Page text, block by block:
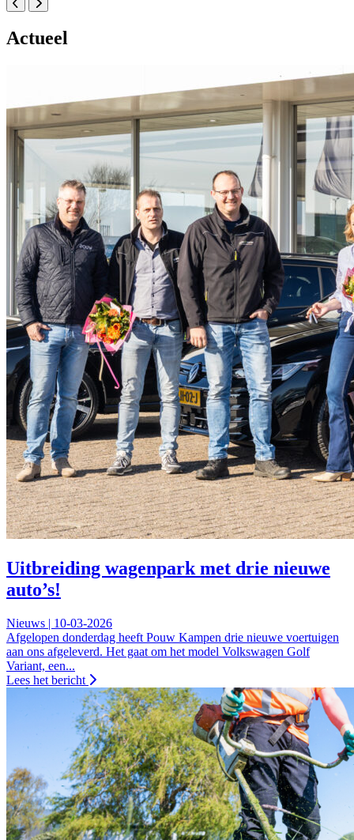
Actueel
Uitbreiding wagenpark met drie nieuwe
auto’s!
Nieuws | 10-03-2026
Afgelopen donderdag heeft Pouw Kampen drie nieuwe voertuigen
aan ons afgeleverd. Het gaat om het model Volkswagen Golf
Variant, een...
Lees het bericht